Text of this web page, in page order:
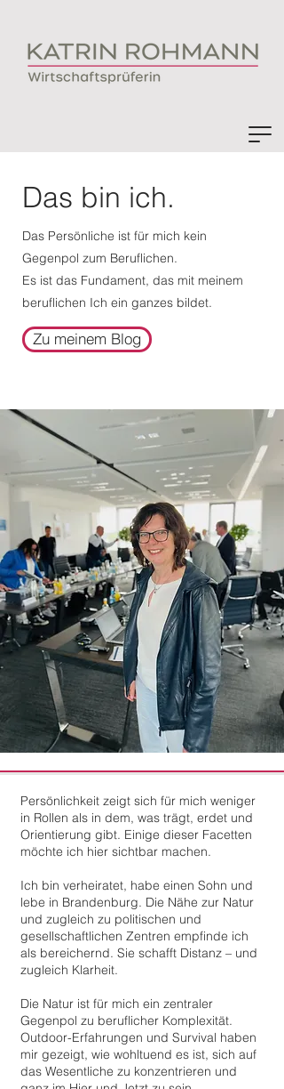
Das bin ich.
Zu meinem Blog
Das Persönliche ist für mich kein
Gegenpol zum Beruflichen.
Es ist das Fundament, das mit meinem
beruflichen Ich ein ganzes bildet.
Persönlichkeit zeigt sich für mich weniger
in Rollen als in dem, was trägt, erdet und
Orientierung gibt. Einige dieser Facetten
möchte ich hier sichtbar machen.
Ich bin verheiratet, habe einen Sohn und
lebe in Brandenburg. Die Nähe zur Natur
und zugleich zu politischen und
gesellschaftlichen Zentren empfinde ich
als bereichernd. Sie schafft Distanz – und
zugleich Klarheit.
Die Natur ist für mich ein zentraler
Gegenpol zu beruflicher Komplexität.
Outdoor-Erfahrungen und Survival haben
mir gezeigt, wie wohltuend es ist, sich auf
das Wesentliche zu konzentrieren und